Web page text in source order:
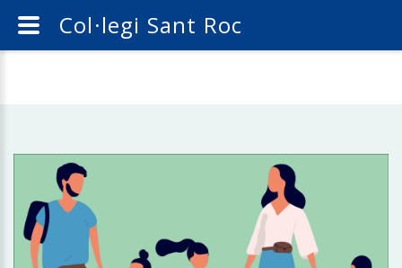
Col·legi Sant Roc